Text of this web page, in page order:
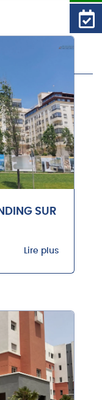
SUR
Lire plus